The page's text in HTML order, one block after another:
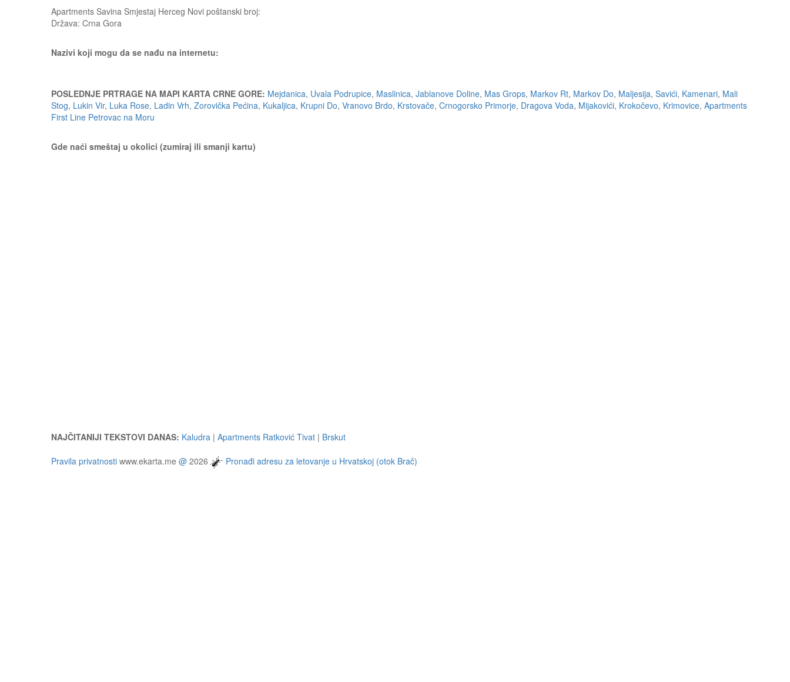
Apartments Savina Smjestaj Herceg Novi poštanski broj:
Država: Crna Gora
Nazivi koji mogu da se nađu na internetu:
POSLEDNJE PRTRAGE NA MAPI KARTA CRNE GORE: Mejdanica, Uvala Podrupice, Maslinica, Jablanove Doline, Mas Grops, Markov Rt, Markov Do, Maljesija, Savići, Kamenari, Mali
Stog, Lukin Vir, Luka Rose, Ladin Vrh, Zorovička Pećina, Kukaljica, Krupni Do, Vranovo Brdo, Krstovače, Crnogorsko Primorje, Dragova Voda, Mijakovići, Krokočevo, Krimovice, Apartments
First Line Petrovac na Moru
Gde naći smeštaj u okolici (zumiraj ili smanji kartu)
NAJČITANIJI TEKSTOVI DANAS: Kaludra | Apartments Ratković Tivat | Brskut
Pravila privatnosti www.ekarta.me @ 2026 Pronađi adresu za letovanje u Hrvatskoj (otok Brač)